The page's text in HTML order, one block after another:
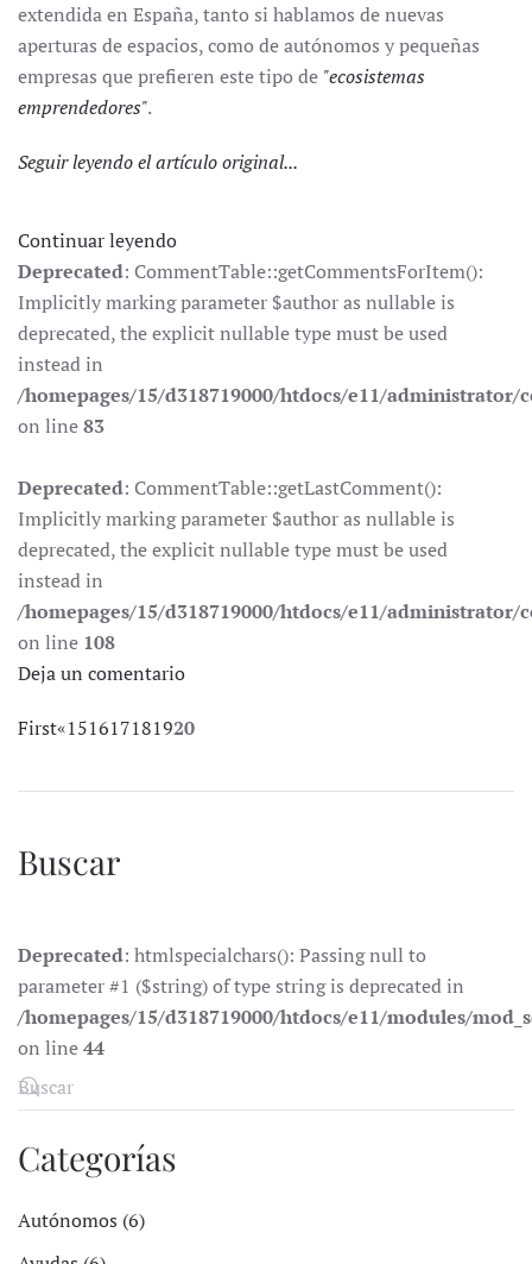
extendida en España, tanto si hablamos de nuevas
aperturas de espacios, como de autónomos y pequeñas
empresas que prefieren este tipo de "ecosistemas
emprendedores".
Seguir leyendo el artículo original...
Continuar leyendo
Deprecated: CommentTable::getCommentsForItem():
Implicitly marking parameter $author as nullable is
deprecated, the explicit nullable type must be used
instead in
/homepages/15/d318719000/htdocs/e11/
on line83
Deprecated: CommentTable::getLastComment():
Implicitly marking parameter $author as nullable is
deprecated, the explicit nullable type must be used
instead in
/homepages/15/d318719000/htdocs/e11/
on line 108
Deja un comentario
First«151617181920
Buscar
Deprecated: htmlspecialchars(): Passing null to
parameter #1 ($string) of type string is deprecated in
/homepages/15/d318719000/htdocs/e11/modules/
on line44
Categorías
Autónomos (6)